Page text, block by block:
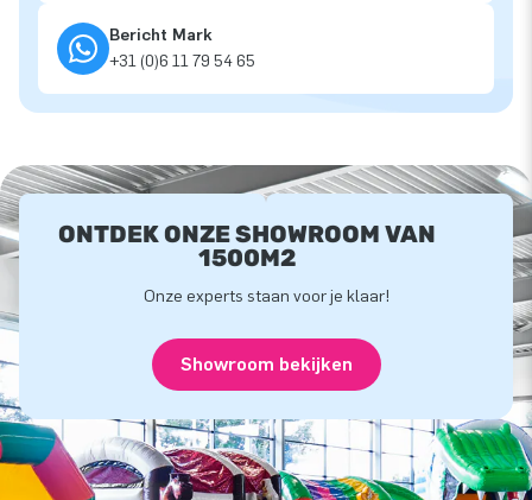
Bericht Mark
+31 (0)6 11 79 54 65
ONTDEK ONZE SHOWROOM VAN
1500M2
Onze experts staan voor je klaar!
Showroom bekijken